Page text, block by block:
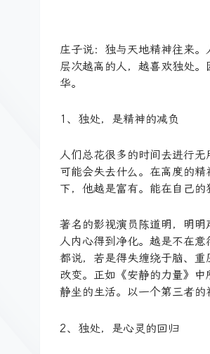
庄子说：独与天地精神往来
层次越高的人，越喜欢独处
华。
1、独处，是精神的减负
人们总花很多的时间去进行
可能会失去什么。在高度的
下，他越是富有。能在自己
著名的影视演员陈道明，明
人内心得到净化。越是不在
都说，若是得失缠绕于脑、
改变。正如《安静的力量》
静坐的生活。以一个第三者的
2、独处，是心灵的回归